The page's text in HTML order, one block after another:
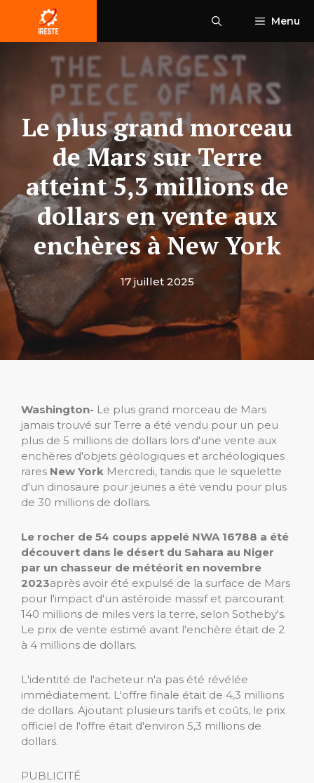
contenu
Menu
Le plus grand morceau
de Mars sur Terre
atteint 5,3 millions de
dollars en vente aux
enchères à New York
17 juillet 2025
Washington- Le plus grand morceau de Mars
jamais trouvé sur Terre a été vendu pour un peu
plus de 5 millions de dollars lors d'une vente aux
enchères d'objets géologiques et archéologiques
rares New York Mercredi, tandis que le squelette
d'un dinosaure pour jeunes a été vendu pour plus
de 30 millions de dollars.
Le rocher de 54 coups appelé NWA 16788 a été
découvert dans le désert du Sahara au Niger
par un chasseur de météorit en novembre
2023après avoir été expulsé de la surface de Mars
pour l'impact d'un astéroïde massif et parcourant
140 millions de miles vers la terre, selon Sotheby's.
Le prix de vente estimé avant l'enchère était de 2
à 4 millions de dollars.
L'identité de l'acheteur n'a pas été révélée
immédiatement. L'offre finale était de 4,3 millions
de dollars. Ajoutant plusieurs tarifs et coûts, le prix
officiel de l'offre était d'environ 5,3 millions de
dollars.
PUBLICITÉ